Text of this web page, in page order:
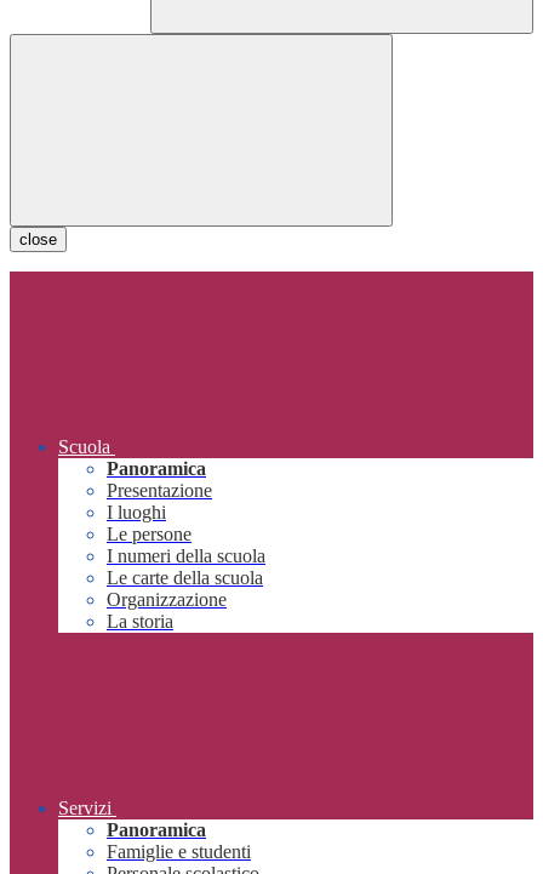
close
Scuola
Panoramica
Presentazione
I luoghi
Le persone
I numeri della scuola
Le carte della scuola
Organizzazione
La storia
Servizi
Panoramica
Famiglie e studenti